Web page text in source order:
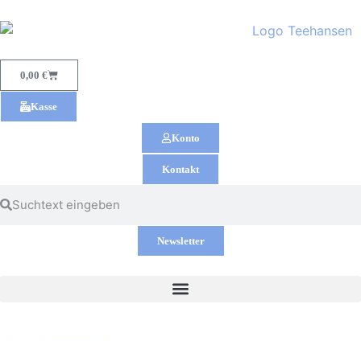
0,00 €
Kasse
Konto
Kontakt
Newsletter